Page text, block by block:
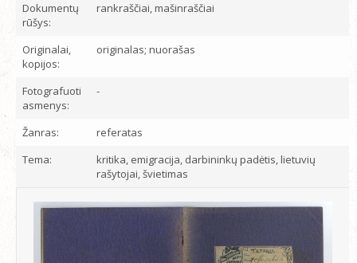
Dokumentų
rūšys:
rankraščiai, mašinraščiai
Originalai,
kopijos:
originalas; nuorašas
Fotografuoti
asmenys:
-
Žanras:
referatas
Tema:
kritika, emigracija, darbininkų padėtis, lietuvių
rašytojai, švietimas